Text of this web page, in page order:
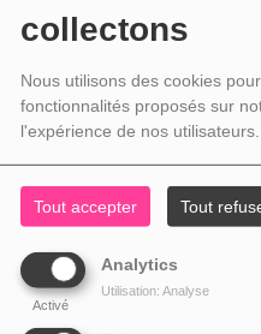
collectons
Nous utilisons des cookies
fonctionnalités proposés sur
l'expérience de nos utilisateurs.
Tout accepter Tout
Analytics
Activé
Utilisation: Analyse